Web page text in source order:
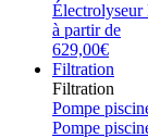
Électrolyseur
à partir de
629,00€
Filtration
Filtration
Pompe
Pompe